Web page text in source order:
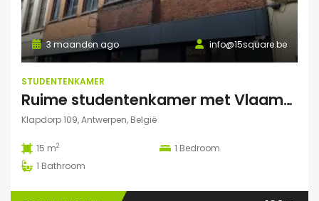
info@15square.be
3 maanden ago
STUDENTENKAMER
Ruime studentenkamer met Vlaams kotlabel, voorzien van eigen douche en lavabo, in kleinschalige residentie
Klapdorp 109, Antwerpen, België
15 m2 1 Bedroom
1 Bathroom